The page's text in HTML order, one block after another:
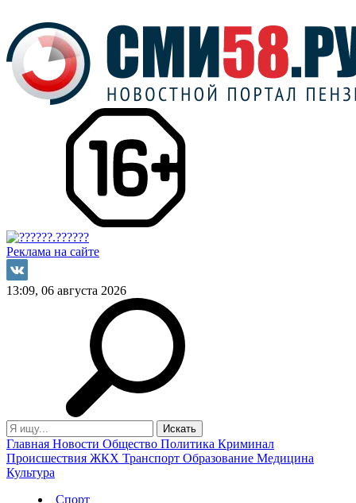
Реклама на сайте
13:09, 06 августа 2026
Главная Новости Общество Политика Криминал
Происшествия ЖКХ Транспорт Образование Медицина
Культура
Спорт